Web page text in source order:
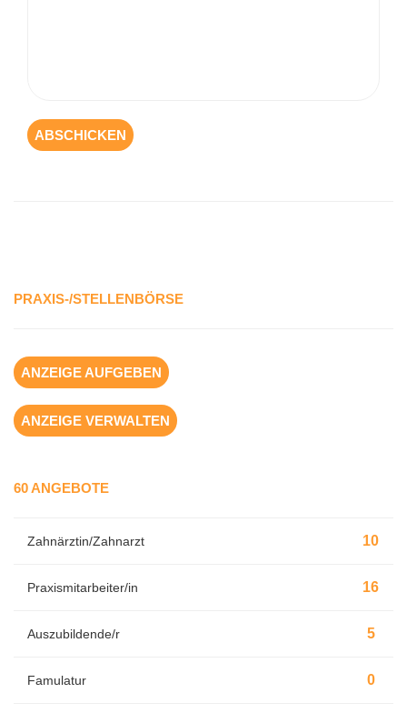
PRAXIS-/STELLENBÖRSE
ANZEIGE AUFGEBEN
ANZEIGE VERWALTEN
60 ANGEBOTE
Zahnärztin/Zahnarzt 10
Praxismitarbeiter/in 16
Auszubildende/r 5
Famulatur 0